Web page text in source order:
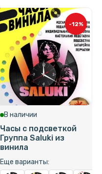
-12%
В наличии
Часы с подсветкой
Группа Saluki из
винила
Еще варианты: